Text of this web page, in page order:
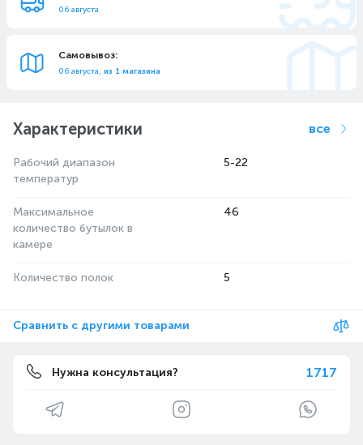
06 августа
Самовывоз:
06 августа, из 1 магазина
Характеристики все
Рабочий диапазон
температур
5-22
Максимальное
количество бутылок в
камере
46
Количество полок 5
Сравнить с другими товарами
Нужна консультация? 1717